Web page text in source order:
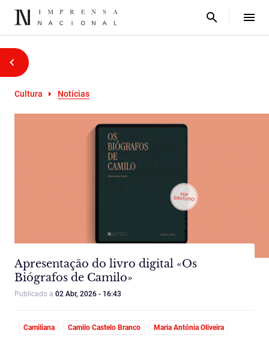
Cultura Notícias
Apresentação do livro digital «Os
Biógrafos de Camilo»
Publicado a 02 Abr, 2026 - 16:43
Camiliana Camilo Castelo Branco Maria Antónia Oliveira